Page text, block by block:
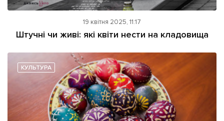
19 квітня 2025, 11:17
Штучні чи живі: які квіти нести на кладовища
КУЛЬТУРА